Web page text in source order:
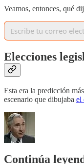
Veamos, entonces, qué
Elecciones
Esta era la predicción
escenario que dibujaba el
Continúa